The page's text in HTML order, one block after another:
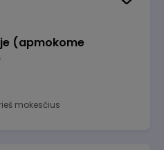
(apmokome
mokesčius